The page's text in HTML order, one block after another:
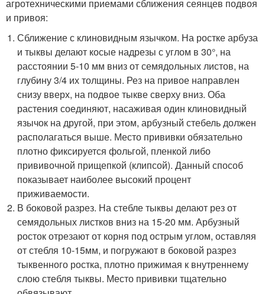
агротехническими приемами сближения сеянцев подвоя
и привоя:
Сближение с клиновидным язычком. На ростке арбуза
и тыквы делают косые надрезы с углом в 30°, на
расстоянии 5-10 мм вниз от семядольных листов, на
глубину 3/4 их толщины. Рез на привое направлен
снизу вверх, на подвое тыкве сверху вниз. Оба
растения соединяют, насаживая один клиновидный
язычок на другой, при этом, арбузный стебель должен
располагаться выше. Место прививки обязательно
плотно фиксируется фольгой, пленкой либо
прививочной прищепкой (клипсой). Данный способ
показывает наиболее высокий процент
приживаемости.
В боковой разрез. На стебле тыквы делают рез от
семядольных листков вниз на 15-20 мм. Арбузный
росток отрезают от корня под острым углом, оставляя
от стебля 10-15мм, и погружают в боковой разрез
тыквенного ростка, плотно прижимая к внутреннему
слою стебля тыквы. Место прививки тщательно